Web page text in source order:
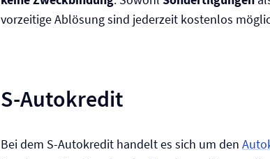
vorzeitige Ablösung sind jederzeit kostenlos
S-Autokredit
Bei dem S-Autokredit handelt es sich um den